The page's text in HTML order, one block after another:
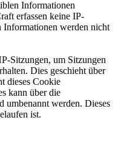
Informationen
erfassen keine IP-
Informationen werden nicht
Sitzungen, um Sitzungen
Dies geschieht über
dieses Cookie
kann über die
umbenannt werden. Dieses
ist.